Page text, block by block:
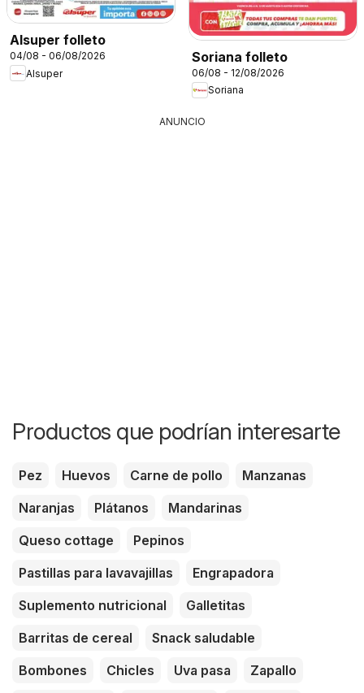
Alsuper folleto
04/08 - 06/08/2026
Alsuper
Soriana folleto
06/08 - 12/08/2026
Soriana
ANUNCIO
Productos que podrían interesarte
Pez Huevos Carne de pollo
Manzanas
Naranjas
Plátanos
Mandarinas
Queso cottage
Pepinos
Pastillas para lavavajillas
Engrapadora
Suplemento nutricional
Galletitas
Barritas de cereal
Snack saludable
Bombones
Chicles Uva pasa
Zapallo